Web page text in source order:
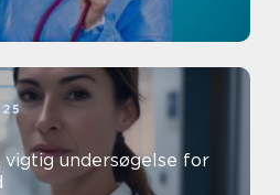
undersøgelse for